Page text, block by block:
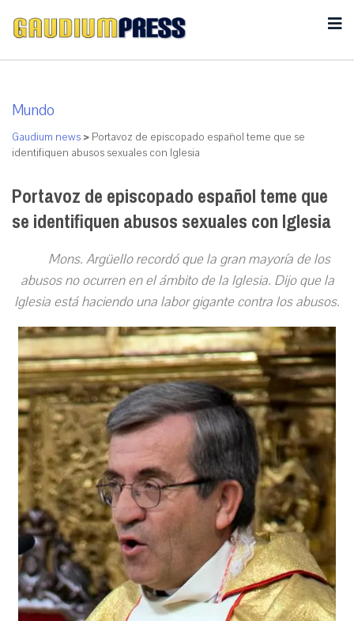
Mundo
Gaudium news > Portavoz de episcopado español teme que se
identifiquen abusos sexuales con Iglesia
Portavoz de episcopado español teme que
se identifiquen abusos sexuales con Iglesia
Mons. Argüello recordó que la gran mayoría de los
abusos no ocurren en el ámbito de la Iglesia. Dijo que la
Iglesia está haciendo una labor gigante contra los abusos.